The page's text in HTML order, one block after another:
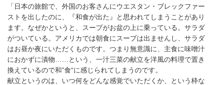
「日本の旅館で、外国のお客さんにウエスタン・ブレックファー
ストを出したのに、『和食が出た』と思われてしまうことがあり
ます。なぜかというと、スープがお盆の上に乗っている。サラダ
がついている。アメリカでは朝食にスープは出ませんし、サラダ
はお昼か夜にいただくものです。つまり無意識に、主食に味噌汁
におかずに漬物……という、一汁三菜の献立を洋風の料理で置き
換えているので和”食“に感じられてしまうのです。
献立というのは、いつ何をどんな感覚でいただくか、という枠な